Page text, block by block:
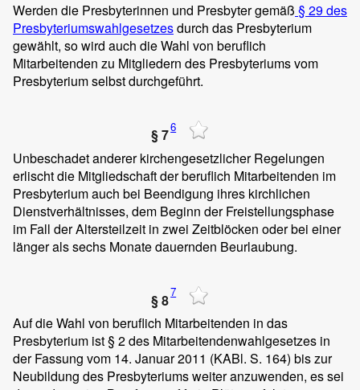
Werden die Presbyterinnen und Presbyter gemäß § 29 des
Presbyteriumswahlgesetzesdurch das Presbyterium
gewählt, so wird auch die Wahl von beruflich
Mitarbeitenden zu Mitgliedern des Presbyteriums vom
Presbyterium selbst durchgeführt.
§ 76
Unbeschadet anderer kirchengesetzlicher Regelungen
erlischt die Mitgliedschaft der beruflich Mitarbeitenden im
Presbyterium auch bei Beendigung ihres kirchlichen
Dienstverhältnisses, dem Beginn der Freistellungsphase
im Fall der Altersteilzeit in zwei Zeitblöcken oder bei einer
länger als sechs Monate dauernden Beurlaubung.
§ 87
Auf die Wahl von beruflich Mitarbeitenden in das
Presbyterium ist § 2 des Mitarbeitendenwahlgesetzes in
der Fassung vom 14. Januar 2011 (KABl. S. 164) bis zur
Neubildung des Presbyteriums weiter anzuwenden, es sei